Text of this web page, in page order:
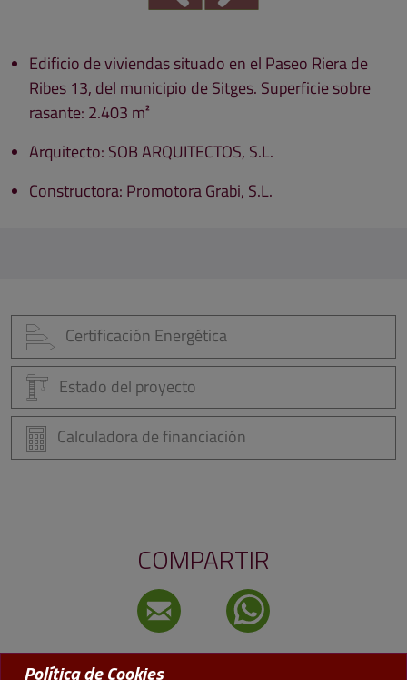
Edificio de viviendas situado en el Paseo Riera de
Ribes 13, del municipio de Sitges. Superficie sobre
rasante: 2.403 m²
Arquitecto: SOB ARQUITECTOS, S.L.
Constructora: Promotora Grabi, S.L.
Certificación Energética
Estado del proyecto
Calculadora de financiación
COMPARTIR
Política de Cookies